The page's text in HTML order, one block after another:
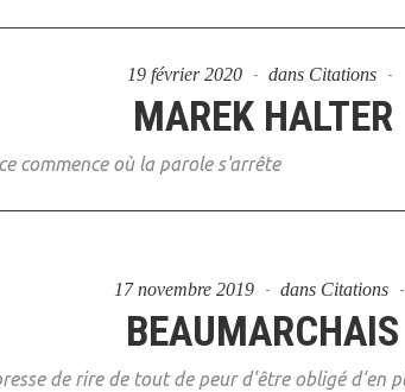
19 février 2020 dans Citations
MAREK HALTER
commence où la parole s'arrête
17 novembre 2019 dans Citations
BEAUMARCHAIS
de rire de tout de peur d'être obligé d'en